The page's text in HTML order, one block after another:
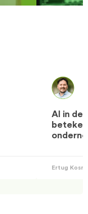
AI in de
Ertug